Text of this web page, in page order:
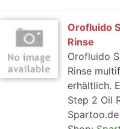
Orofluido
Rinse
Orofluido
Rinse
erhältlich.
Step 2 Oil